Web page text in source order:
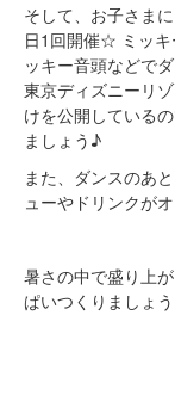
そして、お子さま
日1回開催☆ ミッキ
ッキー音頭などで
東京ディズニーリ
けを公開している
ましょう♪
また、ダンスのあ
ューやドリンクがオ
暑さの中で盛り上
ぱいつくりましょう